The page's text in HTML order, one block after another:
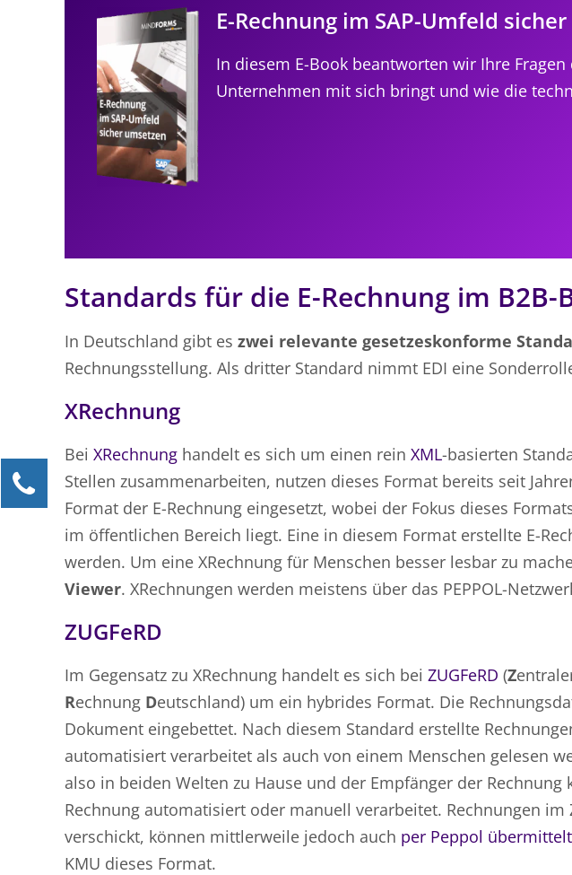
E-Rechnung im SAP-Umfeld
In diesem E-Book beantworten wir Ihre
Unternehmen mit sich bringt und wie die
Standards für die E-Rechnung im B2B-
In Deutschland gibt es zwei relevante gesetzeskonforme
Rechnungsstellung. Als dritter Standard nimmt EDI eine
XRechnung
Bei XRechnung handelt es sich um einen rein XML-basierten
Stellen zusammenarbeiten, nutzen dieses Format bereits seit
Format der E-Rechnung eingesetzt, wobei der Fokus dieses
im öffentlichen Bereich liegt. Eine in diesem Format erstellte E-
werden. Um eine XRechnung für Menschen besser lesbar zu
Viewer. XRechnungen werden meistens über das PEPPOL-
ZUGFeRD
Im Gegensatz zu XRechnung handelt es sich bei ZUGFeRD (Z
Rechnung Deutschland) um ein hybrides Format. Die
Dokument eingebettet. Nach diesem Standard erstellte
automatisiert verarbeitet als auch von einem Menschen gelesen
also in beiden Welten zu Hause und der Empfänger der
Rechnung automatisiert oder manuell verarbeitet. Rechnungen im
verschickt, können mittlerweile jedoch auch per Peppol
KMU dieses Format.
Kontaktieren Sie uns!
Julia Bücker
Kundenservice
0211 946 285 72-35
julia.buecker@mind-forms.de
Ihre Anfrage